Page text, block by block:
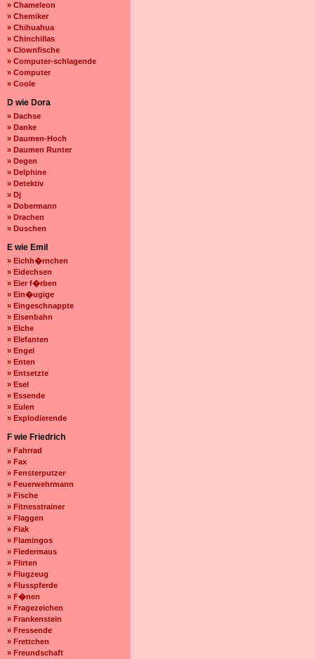
» Chameleon
» Chemiker
» Chihuahua
» Chinchillas
» Clownfische
» Computer-schlagende
» Computer
» Coole
D wie Dora
» Dachse
» Danke
» Daumen-Hoch
» Daumen Runter
» Degen
» Delphine
» Detektiv
» Dj
» Dobermann
» Drachen
» Duschen
E wie Emil
» Eichh�rnchen
» Eidechsen
» Eier f�rben
» Ein�ugige
» Eingeschnappte
» Eisenbahn
» Elche
» Elefanten
» Engel
» Enten
» Entsetzte
» Esel
» Essende
» Eulen
» Explodierende
F wie Friedrich
» Fahrrad
» Fax
» Fensterputzer
» Feuerwehrmann
» Fische
» Fitnesstrainer
» Flaggen
» Flak
» Flamingos
» Fledermaus
» Flirten
» Flugzeug
» Flusspferde
» F�nen
» Fragezeichen
» Frankenstein
» Fressende
» Frettchen
» Freundschaft